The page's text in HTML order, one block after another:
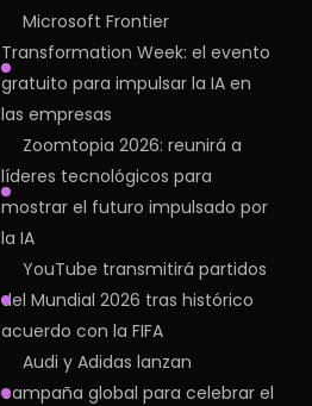
Microsoft Frontier
Transformation Week: el evento
gratuito para impulsar la IA en
las empresas
Zoomtopia 2026: reunirá a
líderes tecnológicos para
mostrar el futuro impulsado por
la IA
YouTube transmitirá partidos
del Mundial 2026 tras histórico
acuerdo con la FIFA
Audi y Adidas lanzan
campaña global para celebrar el